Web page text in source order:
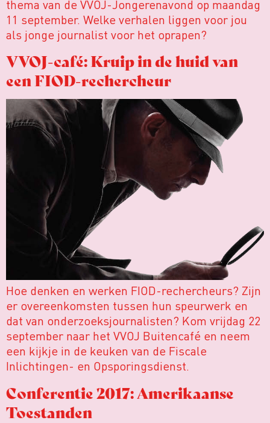
thema van de VVOJ-Jongerenavond op maandag
11 september. Welke verhalen liggen voor jou
als jonge journalist voor het oprapen?
VVOJ-café: Kruip in de huid van
een FIOD-rechercheur
Hoe denken en werken FIOD-rechercheurs? Zijn
er overeenkomsten tussen hun speurwerk en
dat van onderzoeksjournalisten? Kom vrijdag 22
september naar het VVOJ Buitencafé en neem
een kijkje in de keuken van de Fiscale
Inlichtingen- en Opsporingsdienst.
Conferentie 2017: Amerikaanse
Toestanden